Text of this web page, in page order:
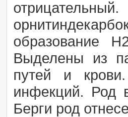
образование
Выделены из
путей и крови.
инфекций. Род
Берги род